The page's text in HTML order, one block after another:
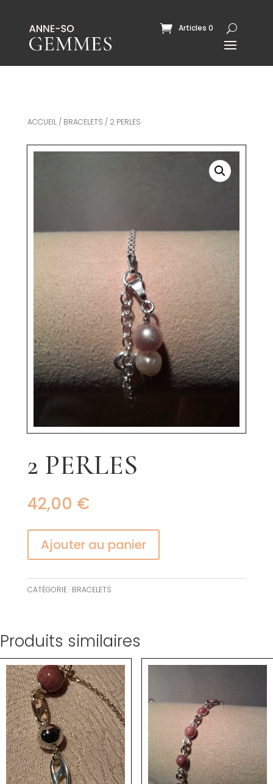
Articles 0
ACCUEIL/ BRACELETS / 2 PERLES
2 PERLES
42,00 €
Ajouter au panier
CATÉGORIE : BRACELETS
Produits similaires